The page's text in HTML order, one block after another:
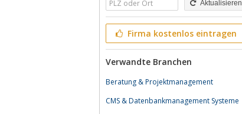
Aktualisieren
Firma kostenlos eintragen
Verwandte Branchen
Beratung & Projektmanagement
CMS & Datenbankmanagement Systeme